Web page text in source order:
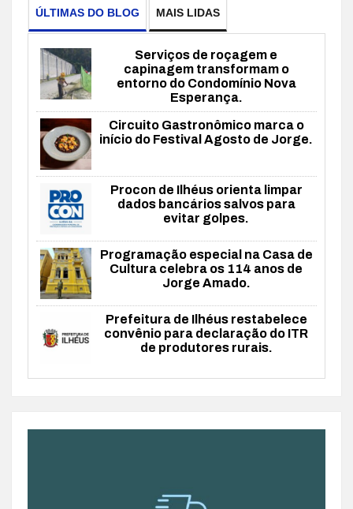
ÚLTIMAS DO BLOG MAIS LIDAS
Serviços de roçagem e
capinagem transformam o
entorno do Condomínio Nova
Esperança.
Circuito Gastronômico marca o
início do Festival Agosto de Jorge.
Procon de Ilhéus orienta limpar
dados bancários salvos para
evitar golpes.
Programação especial na Casa de
Cultura celebra os 114 anos de
Jorge Amado.
Prefeitura de Ilhéus restabelece
convênio para declaração do ITR
de produtores rurais.